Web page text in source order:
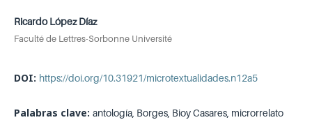
Ricardo López Díaz
Faculté de Lettres-Sorbonne Université
DOI: https://doi.org/10.31921/microtextualidades.n12a5
Palabras clave: antología, Borges, Bioy Casares, microrrelato